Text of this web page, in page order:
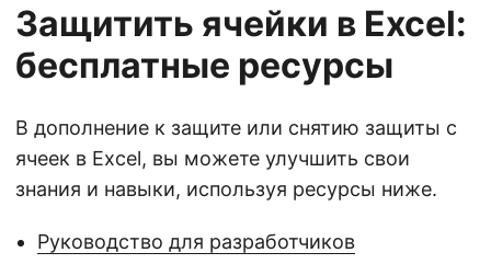
Защитить ячейки в Excel:
бесплатные ресурсы
В дополнение к защите или снятию защиты с
ячеек в Excel, вы можете улучшить свои
знания и навыки, используя ресурсы ниже.
Руководство для разработчиков